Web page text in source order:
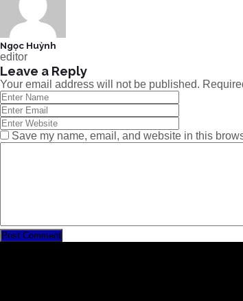
Ngọc Huỳnh
editor
Leave a Reply
Your email address will not be published.
Save my name, email, and website in this